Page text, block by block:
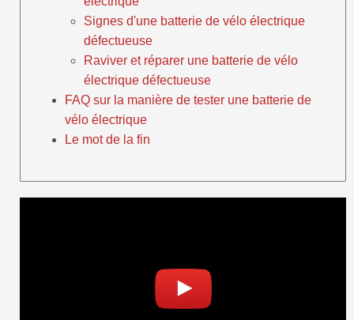
Signes d'une batterie de vélo électrique
défectueuse
Raviver et réparer une batterie de vélo
électrique défectueuse
FAQ sur la manière de tester une batterie de
vélo électrique
Le mot de la fin